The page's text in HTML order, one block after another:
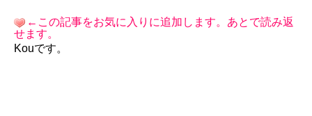
←この記事をお気に入りに追加します。あとで読み返
せます。
Kouです。